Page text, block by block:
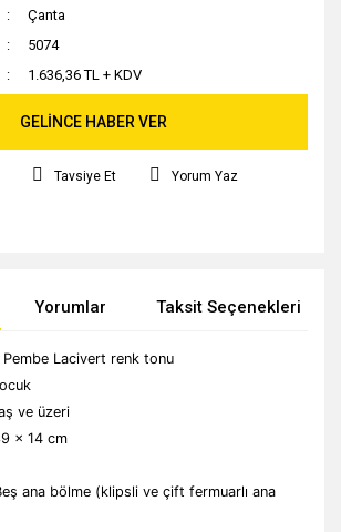
Çanta
5074
1.636,36 TL + KDV
GELİNCE HABER VER
Tavsiye Et Yorum Yaz
Yorumlar Taksit Seçenekleri
Pembe Lacivert renk tonu
ve üzeri
x 14 cm
ana bölme (klipsli ve çift fermuarlı ana